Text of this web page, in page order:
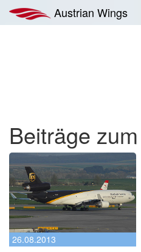
Inhalt
springen
Austrian Wings
Beiträge
26.08.2013